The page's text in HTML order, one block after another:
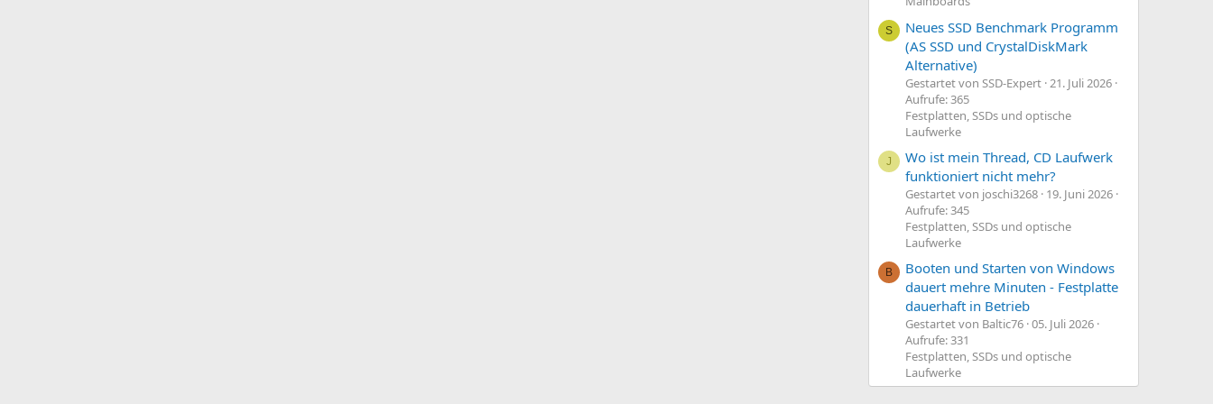
S
Neues SSD Benchmark Programm
(AS SSD und CrystalDiskMark
Alternative)
Gestartet von SSD-Expert 21. Juli 2026
Aufrufe: 365
Festplatten, SSDs und optische
Laufwerke
J
Wo ist mein Thread, CD Laufwerk
funktioniert nicht mehr?
Gestartet von joschi3268 19. Juni 2026
Aufrufe: 345
Festplatten, SSDs und optische
Laufwerke
B
Booten und Starten von Windows
dauert mehre Minuten - Festplatte
dauerhaft in Betrieb
Gestartet von Baltic76 05. Juli 2026
Aufrufe: 331
Festplatten, SSDs und optische
Laufwerke